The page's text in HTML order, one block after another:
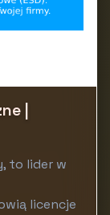
|
to lider w
licencje